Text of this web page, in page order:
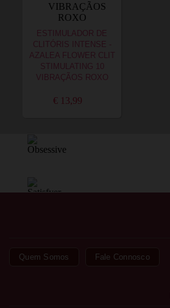
ESTIMULADOR DE
CLITÓRIS INTENSE -
AZALEA FLOWER CLIT
STIMULATING 10
VIBRAÇÃOS ROXO
€ 13,99
Quem Somos Fale Connosco